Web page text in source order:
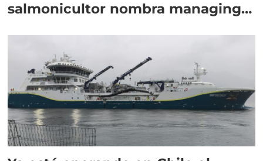
salmonicultor nombra managing